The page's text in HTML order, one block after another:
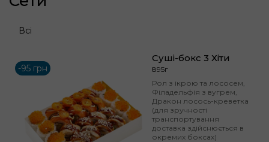
Всі
-95 грн
Суші-бокс 3 Хіти
895г
Рол з ікрою та лососем,
Філадельфія з вугрем,
Дракон лосось-креветка
(для зручності
транспортування
доставка здійснюється в
окремих боксах)